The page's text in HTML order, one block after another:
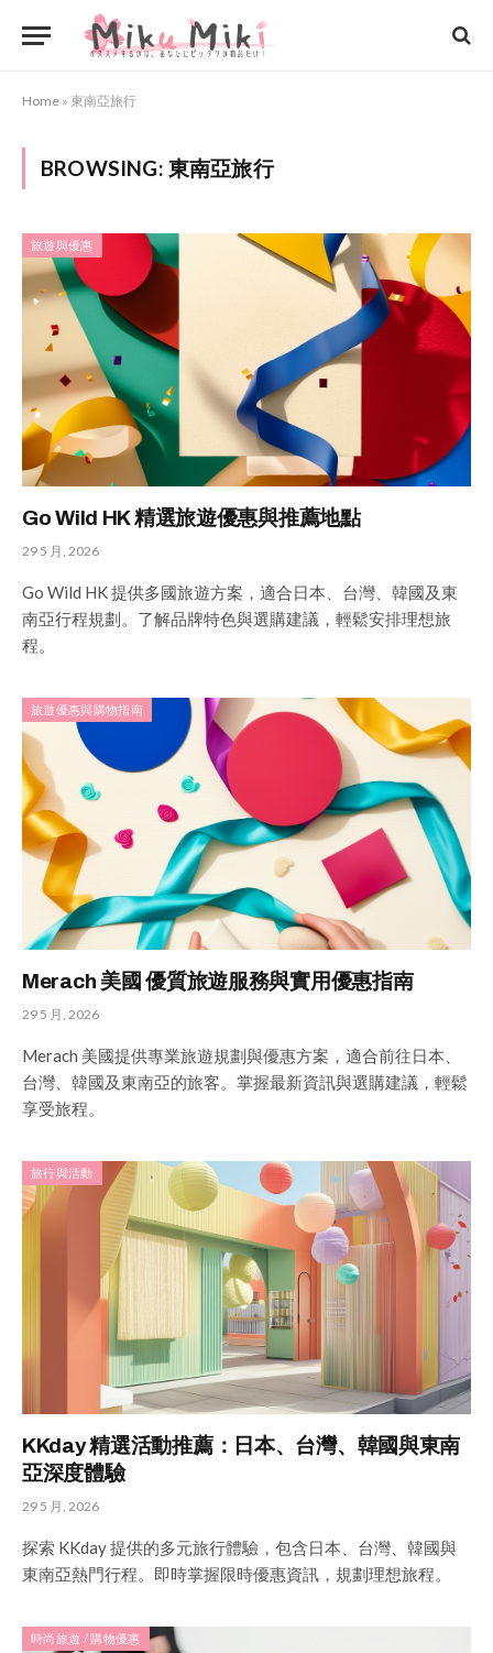
Home » 東南亞旅行
BROWSING: 東南亞旅行
旅遊與優惠
Go Wild HK 精選旅遊優惠與推薦地點
29 5 月, 2026
Go Wild HK 提供多國旅遊方案，適合日本、台灣、韓國及東
南亞行程規劃。了解品牌特色與選購建議，輕鬆安排理想旅
程。
旅遊優惠與購物指南
Merach 美國 優質旅遊服務與實用優惠指南
29 5 月, 2026
Merach 美國提供專業旅遊規劃與優惠方案，適合前往日本、
台灣、韓國及東南亞的旅客。掌握最新資訊與選購建議，輕鬆
享受旅程。
旅行與活動
KKday 精選活動推薦：日本、台灣、韓國與東南
亞深度體驗
29 5 月, 2026
探索 KKday 提供的多元旅行體驗，包含日本、台灣、韓國與
東南亞熱門行程。即時掌握限時優惠資訊，規劃理想旅程。
時尚旅遊 / 購物優惠